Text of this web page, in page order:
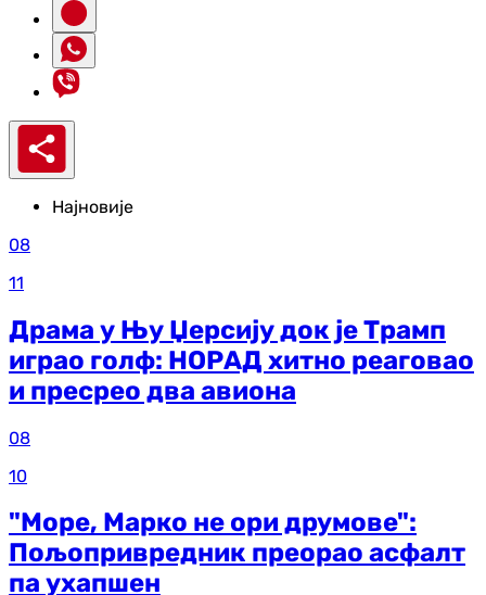
Најновије
08
11
Драма у Њу Џерсију док је Трамп
играо голф: НОРАД хитно реаговао
и пресрео два авиона
08
10
"Море, Марко не ори друмове":
Пољопривредник преорао асфалт
па ухапшен